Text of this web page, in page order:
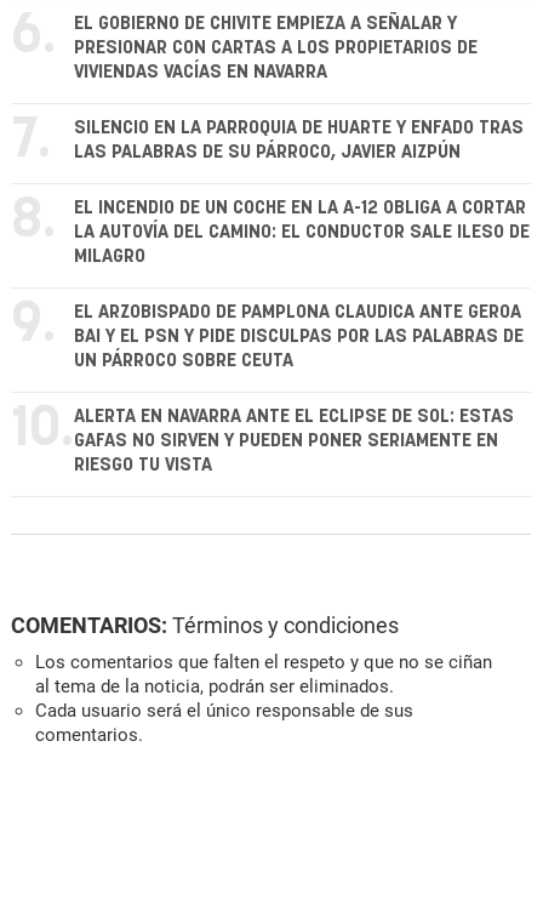
6.
EL GOBIERNO DE CHIVITE EMPIEZA A SEÑALAR Y
PRESIONAR CON CARTAS A LOS PROPIETARIOS DE
VIVIENDAS VACÍAS EN NAVARRA
7.
SILENCIO EN LA PARROQUIA DE HUARTE Y ENFADO TRAS
LAS PALABRAS DE SU PÁRROCO, JAVIER AIZPÚN
8.
EL INCENDIO DE UN COCHE EN LA A-12 OBLIGA A CORTAR
LA AUTOVÍA DEL CAMINO: EL CONDUCTOR SALE ILESO DE
MILAGRO
9.
EL ARZOBISPADO DE PAMPLONA CLAUDICA ANTE GEROA
BAI Y EL PSN Y PIDE DISCULPAS POR LAS PALABRAS DE
UN PÁRROCO SOBRE CEUTA
10.ALERTA EN NAVARRA ANTE EL ECLIPSE DE SOL: ESTAS
GAFAS NO SIRVEN Y PUEDEN PONER SERIAMENTE EN
RIESGO TU VISTA
COMENTARIOS: Términos y condiciones
Los comentarios que falten el respeto y que no se ciñan
al tema de la noticia, podrán ser eliminados.
Cada usuario será el único responsable de sus
comentarios.